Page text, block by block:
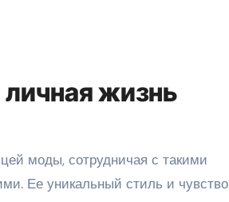
жизнь
моды, сотрудничая с такими
Ее уникальный стиль и чувство